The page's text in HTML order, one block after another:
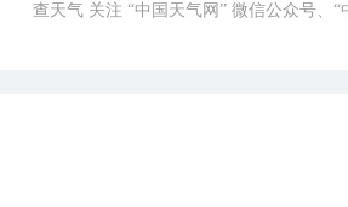
查天气 关注 “中国天气网” 微信公众号、